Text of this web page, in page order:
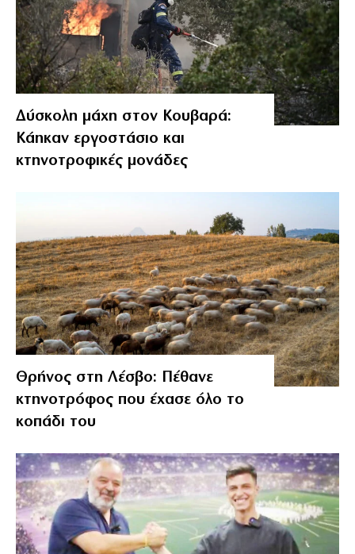
Δύσκολη μάχη στον Κουβαρά:
Κάηκαν εργοστάσιο και
κτηνοτροφικές μονάδες
Θρήνος στη Λέσβο: Πέθανε
κτηνοτρόφος που έχασε όλο το
κοπάδι του